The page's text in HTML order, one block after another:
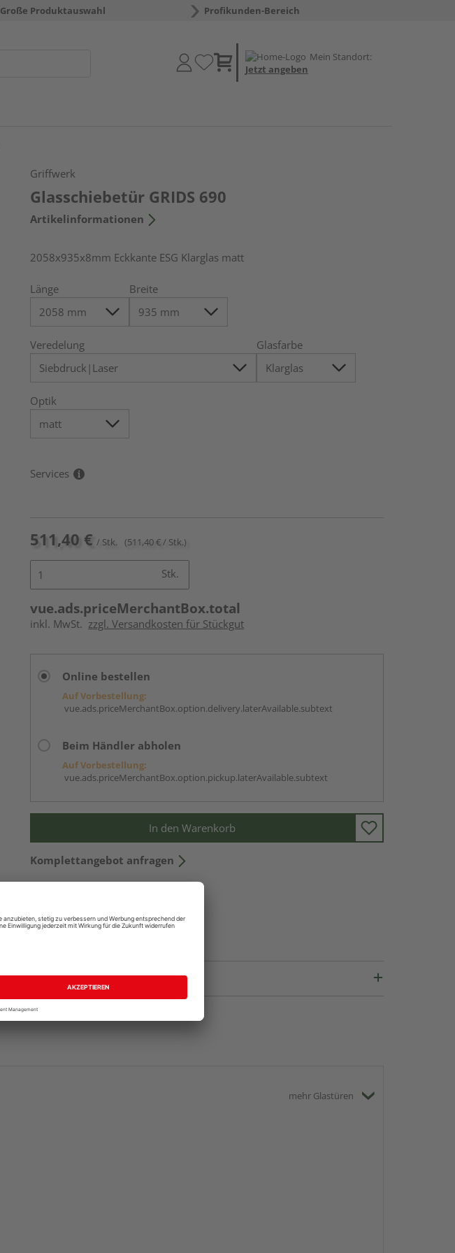
Große Produktauswahl Profikunden-Bereich
Mein Standort:
Jetzt angeben
Griffwerk
Glasschiebetür GRIDS 690
Artikelinformationen
2058x935x8mm Eckkante ESG Klarglas matt
Länge Breite
Veredelung Glasfarbe
Optik
Services
511,40 € / Stk. (511,40 € / Stk.)
Stk.
vue.ads.priceMerchantBox.total
inkl. MwSt. zzgl. Versandkosten für Stückgut
Online bestellen
Auf Vorbestellung:
vue.ads.priceMerchantBox.option.delivery.laterAvailable.subtext
Beim Händler abholen
Auf Vorbestellung:
vue.ads.priceMerchantBox.option.pickup.laterAvailable.subtext
In den Warenkorb
Komplettangebot anfragen
mehr Glastüren